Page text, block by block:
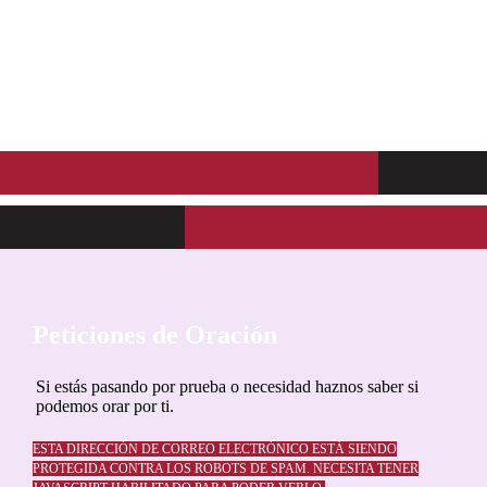
Peticiones de Oración
Si estás pasando por prueba o necesidad haznos saber si
podemos orar por ti.
ESTA DIRECCIÓN DE CORREO ELECTRÓNICO ESTÁ SIENDO
PROTEGIDA CONTRA LOS ROBOTS DE SPAM. NECESITA TENER